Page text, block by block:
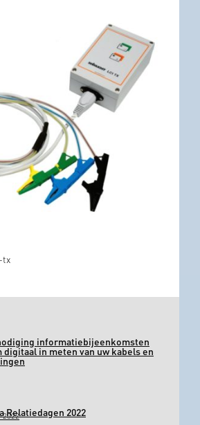
tx
informatiebijeenkomsten
digitaal in meten van uw kabels en
2022
Relatiedagen 2022